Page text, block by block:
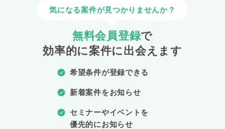
気になる案件が見つかりませんか？
無料会員登録で
効率的に案件に出会えます
希望条件が登録できる
新着案件をお知らせ
セミナーやイベントを
優先的にお知らせ